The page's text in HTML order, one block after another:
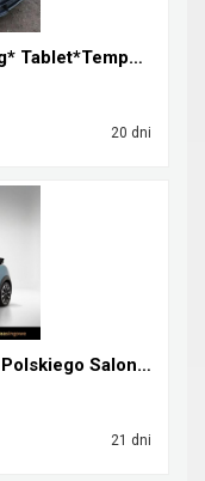
Mini Cooper Johny Works Styling* Tablet*Tempomat*S...
20 dni
Mini Cooper Classic Trim aut ! Z Polskiego Salonu ...
21 dni